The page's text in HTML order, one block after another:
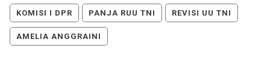
KOMISI I DPR PANJA RUU TNI REVISI UU TNI
AMELIA ANGGRAINI